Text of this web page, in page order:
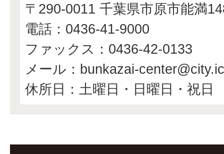
〒290-0011 千葉県市原市能満
電話：0436-41-9000
ファックス：0436-42-0133
メール：bunkazai-
休所日：土曜日・日曜日・祝日